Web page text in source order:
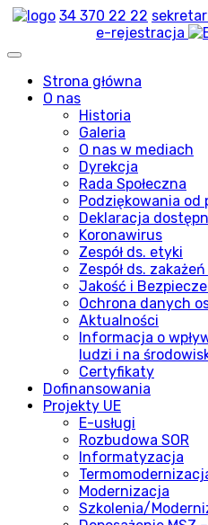
34 370 22 22
e-rejestracja
Strona główna
O nas
Historia
Galeria
O nas w mediach
Dyrekcja
Rada Społeczna
Podziękowania od
Deklaracja
Koronawirus
Zespół ds. etyki
Zespół ds.
Jakość i
Ochrona danych
Aktualności
Informacja o
ludzi i na
Certyfikaty
Dofinansowania
Projekty UE
E-usługi
Rozbudowa SOR
Informatyzacja
Modernizacja
Szkolenia/